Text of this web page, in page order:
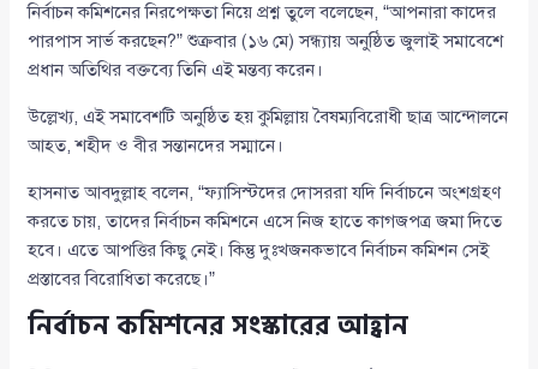
নির্বাচন কমিশনের নিরপেক্ষতা নিয়ে প্রশ্ন তুলে বলেছেন, “আপনারা কাদের
পারপাস সার্ভ করছেন?” শুক্রবার (১৬ মে) সন্ধ্যায় অনুষ্ঠিত জুলাই সমাবেশে
প্রধান অতিথির বক্তব্যে তিনি এই মন্তব্য করেন।
উল্লেখ্য, এই সমাবেশটি অনুষ্ঠিত হয় কুমিল্লায় বৈষম্যবিরোধী ছাত্র আন্দোলনে
আহত, শহীদ ও বীর সন্তানদের সম্মানে।
হাসনাত আবদুল্লাহ বলেন, “ফ্যাসিস্টদের দোসররা যদি নির্বাচনে অংশগ্রহণ
করতে চায়, তাদের নির্বাচন কমিশনে এসে নিজ হাতে কাগজপত্র জমা দিতে
হবে। এতে আপত্তির কিছু নেই। কিন্তু দুঃখজনকভাবে নির্বাচন কমিশন সেই
প্রস্তাবের বিরোধিতা করেছে।”
নির্বাচন কমিশনের সংস্কারের আহ্বান